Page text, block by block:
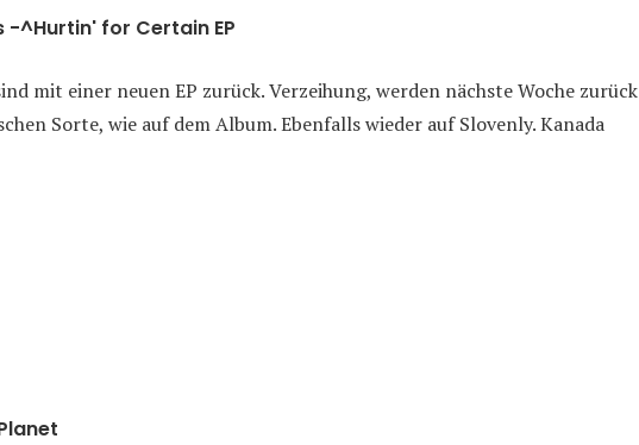
-^Hurtin' for Certain EP
mit einer neuen EP zurück. Verzeihung, werden nächste Woche zurück
Sorte, wie auf dem Album. Ebenfalls wieder auf Slovenly. Kanada